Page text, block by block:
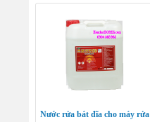
Nước rửa bát đĩa cho máy rửa